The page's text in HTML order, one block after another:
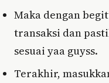
Maka dengan
transaksi dan
sesuai yaa guyss.
Terakhir,